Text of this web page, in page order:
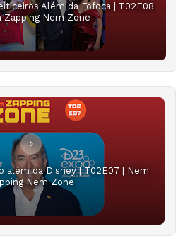
Além da Fofoca | T02E08
Zapping Nem Zone
além da Disney | T02E07 | Nem
Nem Zone